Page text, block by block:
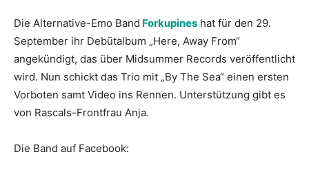
Die Alternative-Emo Band Forkupines hat für den 29.
September ihr Debütalbum „Here, Away From“
angekündigt, das über Midsummer Records veröffentlicht
wird. Nun schickt das Trio mit „By The Sea“ einen ersten
Vorboten samt Video ins Rennen. Unterstützung gibt es
von Rascals-Frontfrau Anja.
Die Band auf Facebook: